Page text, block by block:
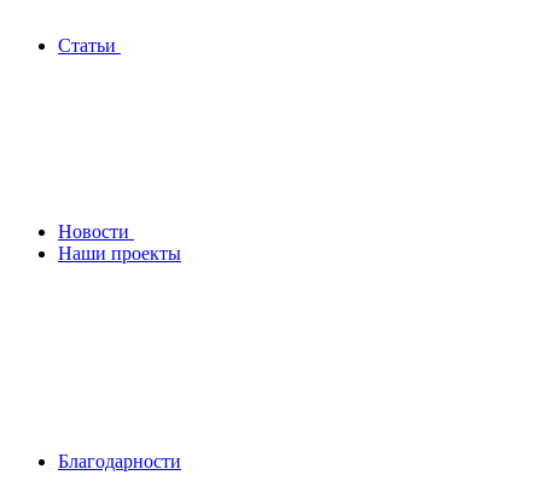
Статьи
Новости
Наши проекты
Благодарности